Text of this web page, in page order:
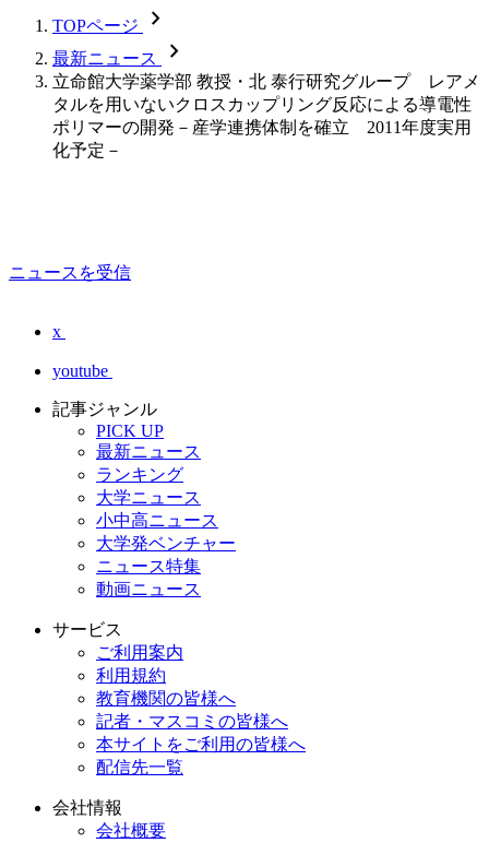
TOPページ chevron_forward
最新ニュース chevron_forward
立命館大学薬学部 教授・北 泰行研究グループ レアメ
タルを用いないクロスカップリング反応による導電性
ポリマーの開発－産学連携体制を確立 2011年度実用
化予定－
ニュースを受信
x
youtube
記事ジャンル
PICK UP
最新ニュース
ランキング
大学ニュース
小中高ニュース
大学発ベンチャー
ニュース特集
動画ニュース
サービス
ご利用案内
利用規約
教育機関の皆様へ
記者・マスコミの皆様へ
本サイトをご利用の皆様へ
配信先一覧
会社情報
会社概要